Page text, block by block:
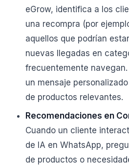
eGrow, identifica a los
una recompra (por
aquellos que podrían
nuevas llegadas en
frecuentemente
un mensaje
de productos relevantes.
Recomendaciones en
Cuando un cliente
de IA en WhatsApp,
de productos o